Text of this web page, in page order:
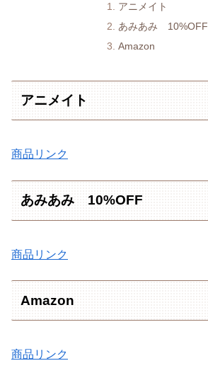
アニメイト
あみあみ 10%OFF
Amazon
アニメイト
商品リンク
あみあみ 10%OFF
商品リンク
Amazon
商品リンク